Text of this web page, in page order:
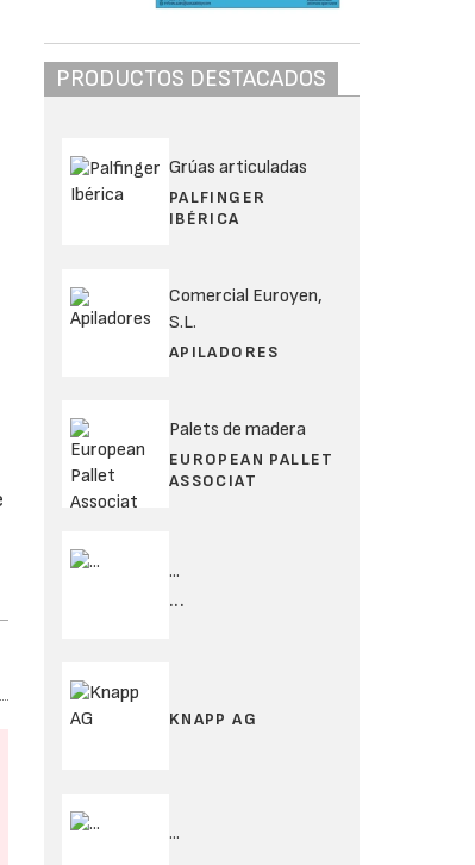
PRODUCTOS DESTACADOS
Grúas articuladas
PALFINGER
IBÉRICA
Comercial Euroyen,
S.L.
APILADORES
Palets de madera
EUROPEAN PALLET
ASSOCIAT
...
...
KNAPP AG
...